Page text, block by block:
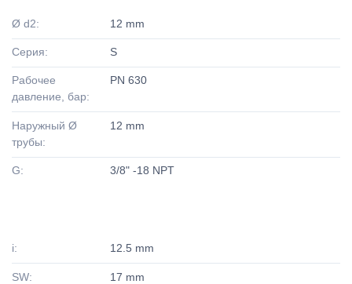
Ø d2: 12 mm
Серия: S
Рабочее
давление, бар:
PN 630
Наружный Ø
трубы:
12 mm
G: 3/8" -18 NPT
i: 12.5 mm
SW: 17 mm